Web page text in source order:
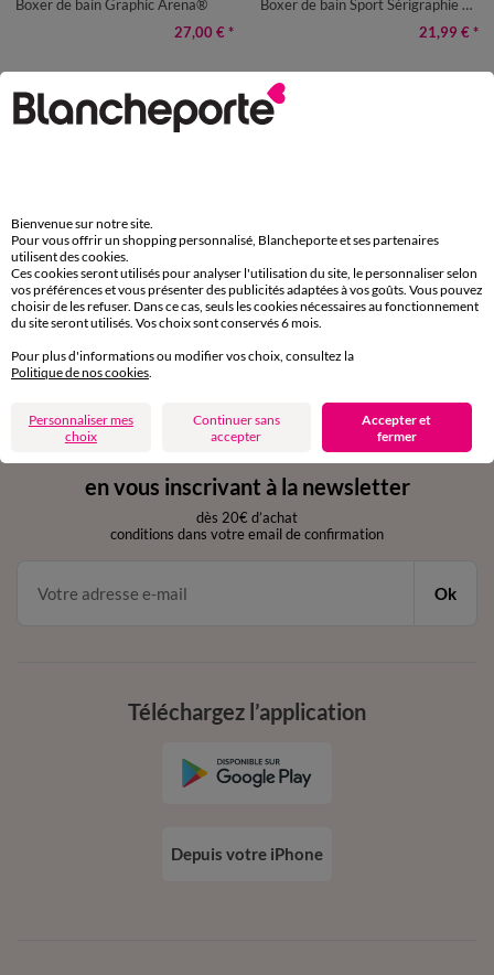
Boxer de bain Graphic Arena®
27,00 € *
Boxer de bain Sport Sérigraphie Athena®
21,99 € *
Paiement 100% sécurisé
Payez plus tard ou en plusieurs fois
Retours gratuits
sous 30 jours avec Mondial Relay uniquement
Service clients
par chat et par téléphone
de 8h00 à 20h00 du lundi au samedi
en vous inscrivant à la newsletter
dès 20€ d’achat
conditions dans votre email de confirmation
Ok
Téléchargez l’application
Depuis votre iPhone
Bienvenue sur notre site.
Pour vous offrir un shopping personnalisé, Blancheporte et ses partenaires
utilisent des cookies.
Ces cookies seront utilisés pour analyser l'utilisation du site, le personnaliser selon
vos préférences et vous présenter des publicités adaptées à vos goûts. Vous pouvez
choisir de les refuser. Dans ce cas, seuls les cookies nécessaires au fonctionnement
du site seront utilisés. Vos choix sont conservés 6 mois.
Pour plus d'informations ou modifier vos choix, consultez la
Politique de nos cookies.
Personnaliser mes
choix
Continuer sans
accepter
Accepter et
fermer